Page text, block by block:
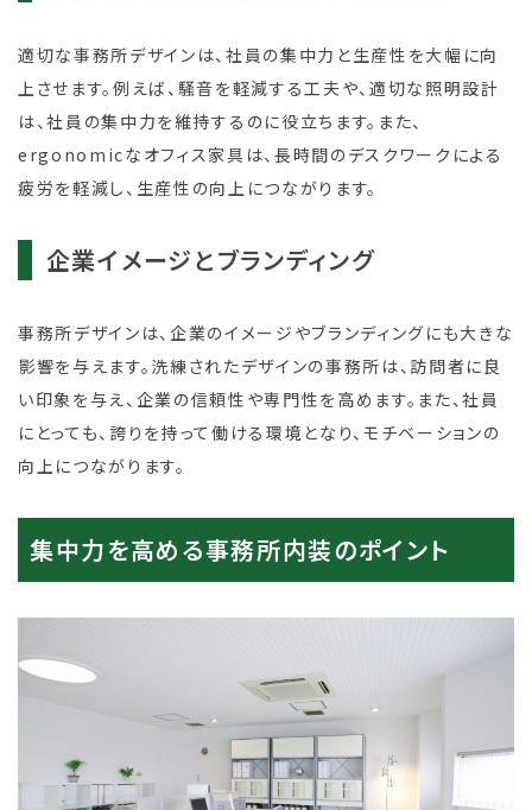
適切な事務所デザインは、社員の集中力と生産性を大幅に向
上させます。例えば、騒音を軽減する工夫や、適切な照明設計
は、社員の集中力を維持するのに役立ちます。また、
ergonomicなオフィス家具は、長時間のデスクワークによる
疲労を軽減し、生産性の向上につながります。
企業イメージとブランディング
事務所デザインは、企業のイメージやブランディングにも大きな
影響を与えます。洗練されたデザインの事務所は、訪問者に良
い印象を与え、企業の信頼性や専門性を高めます。また、社員
にとっても、誇りを持って働ける環境となり、モチベーションの
向上につながります。
集中力を高める事務所内装のポイント